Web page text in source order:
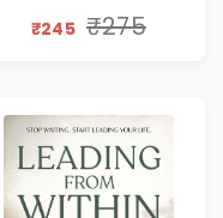
₹245 ₹275